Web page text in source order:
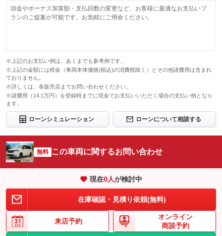
頭金やボーナス加算額・支払回数の変更など、お客様に最適なお支払いプ
ランのご提案が可能です。お気軽にご用命ください。
※上記のお支払い例は、あくまでも参考例です。
※上記の金額には税金（車両本体価格(税込)の消費税除く）とその他諸費用は含まれ
ておりません。
※詳しくは、各販売店までお問い合わせください。
※諸費用（14.1万円）を登録時までに現金でお支払いいただく場合の支払い例となり
ます。
ローンシミュレーション ローンについて相談する
無料 この車両に関するお問い合わせ
現在0人が検討中
在庫確認・見積り依頼(無料)
来店予約
オンライン
商談予約